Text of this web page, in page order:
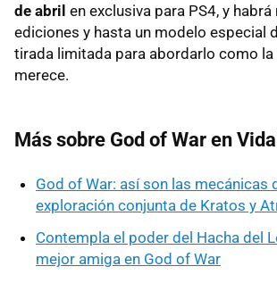
de abril en exclusiva para PS4, y
ediciones y hasta un modelo especial
tirada limitada para abordarlo como la
merece.
Más sobre God of War en
God of War: así son las mecánicas
exploración conjunta de Kratos y
Contempla el poder del Hacha del
mejor amiga en God of War